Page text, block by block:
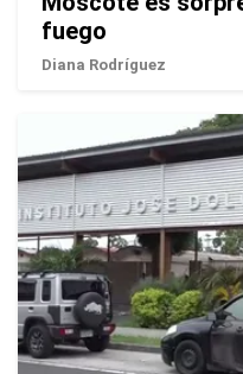
fuego
Diana Rodríguez